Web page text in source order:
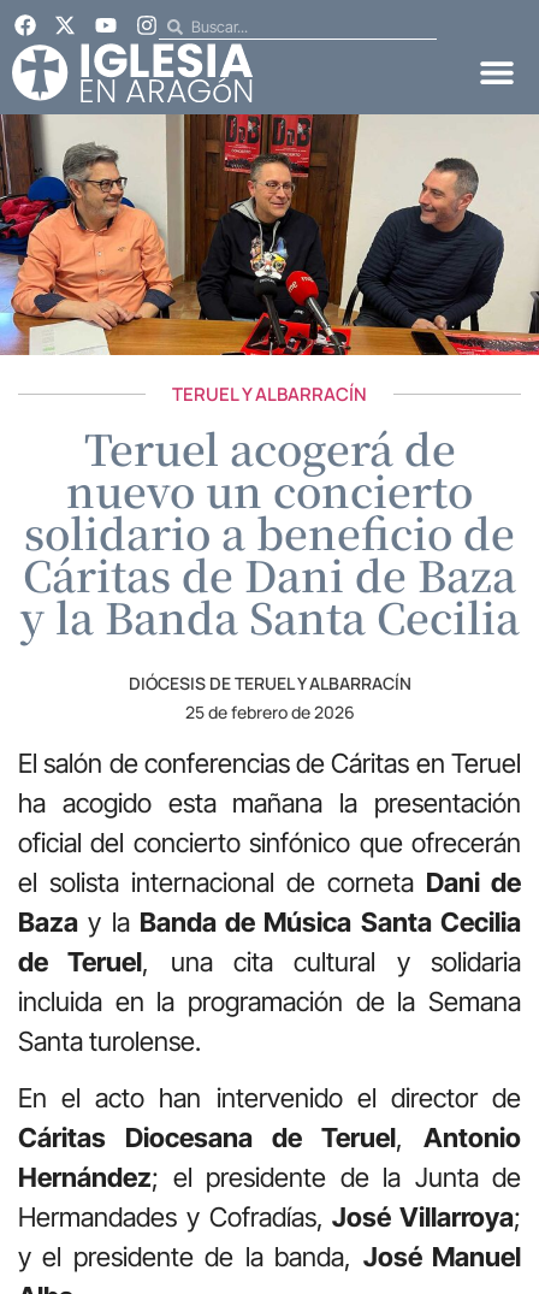
TERUEL Y ALBARRACÍN
Teruel acogerá de
nuevo un concierto
solidario a beneficio de
Cáritas de Dani de Baza
y la Banda Santa Cecilia
DIÓCESIS DE TERUEL Y ALBARRACÍN
25 de febrero de 2026
El salón de conferencias de Cáritas en Teruel
ha acogido esta mañana la presentación
oficial del concierto sinfónico que ofrecerán
el solista internacional de corneta Dani de
Baza y la Banda de Música Santa Cecilia
de Teruel, una cita cultural y solidaria
incluida en la programación de la Semana
Santa turolense.
En el acto han intervenido el director de
Cáritas Diocesana de Teruel, Antonio
Hernández; el presidente de la Junta de
Hermandades y Cofradías,José Villarroya;
y el presidente de la banda, José Manuel